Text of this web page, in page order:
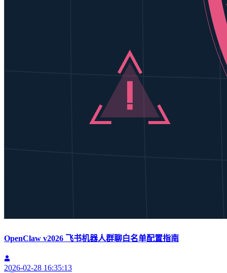
OpenClaw v2026 飞书机器人群聊白名单配置指南
2026-02-28 16:35:13